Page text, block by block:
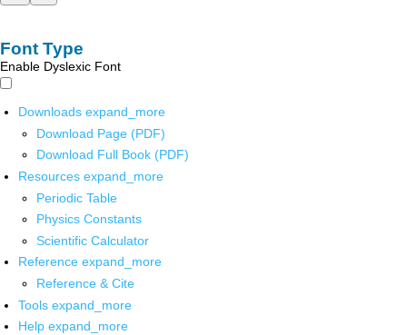
Font Type
Enable Dyslexic Font
Downloads expand_more
Download Page (PDF)
Download Full Book (PDF)
Resources expand_more
Periodic Table
Physics Constants
Scientific Calculator
Reference expand_more
Reference & Cite
Tools expand_more
Help expand_more